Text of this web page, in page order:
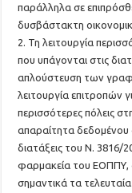
παράλληλα σε
δυσβάστακτη
2. Τη λειτουργία
που υπάγονται στις
απλούστευση των
λειτουργία επιτροπών
περισσότερες πόλεις
απαραίτητα δεδομένου
διατάξεις του Ν. 3816/
φαρμακεία του ΕΟΠΠΥ,
σημαντικά τα